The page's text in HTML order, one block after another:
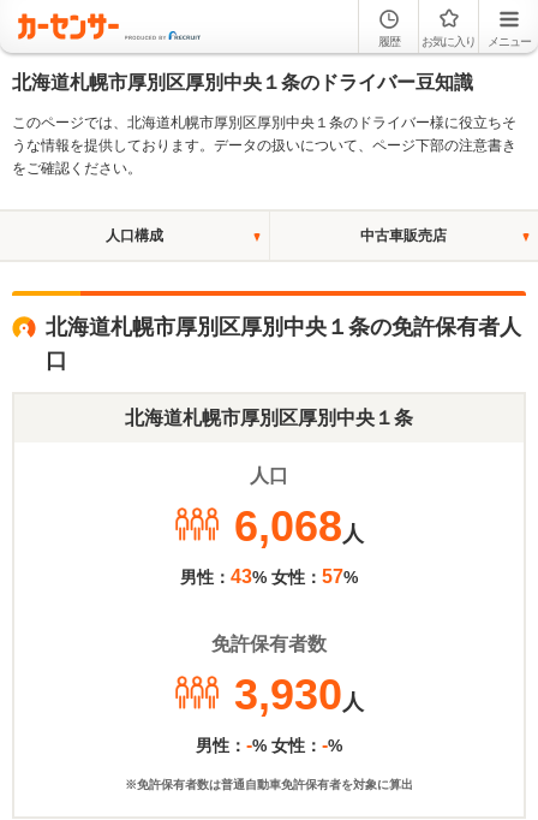
履歴 お気に入り メニュー
北海道札幌市厚別区厚別中央１条のドライバー豆知識
このページでは、北海道札幌市厚別区厚別中央１条のドライバー様に役立ちそ
うな情報を提供しております。データの扱いについて、ページ下部の注意書き
をご確認ください。
人口構成 中古車販売店
北海道札幌市厚別区厚別中央１条の免許保有者人
口
北海道札幌市厚別区厚別中央１条
人口
6,068人
男性： 43% 女性： 57%
免許保有者数
3,930人
男性： -% 女性： -%
※免許保有者数は普通自動車免許保有者を対象に算出